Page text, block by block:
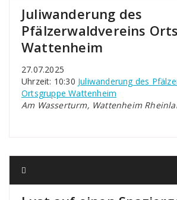
Juliwanderung des
Pfälzerwaldvereins
Wattenheim
27.07.2025
Uhrzeit: 10:30 Juliwanderung des
Ortsgruppe Wattenheim
Am Wasserturm, Wattenheim